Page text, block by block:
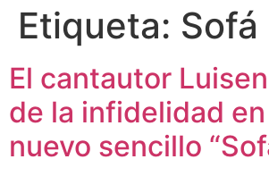
Etiqueta: Sofá
El cantautor
de la infidelidad
nuevo sencillo